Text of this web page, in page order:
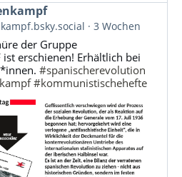
3 Wochen
der Gruppe
ist erschienen! Erhältlich bei
#spanischerevolution
#kommunistischehefte